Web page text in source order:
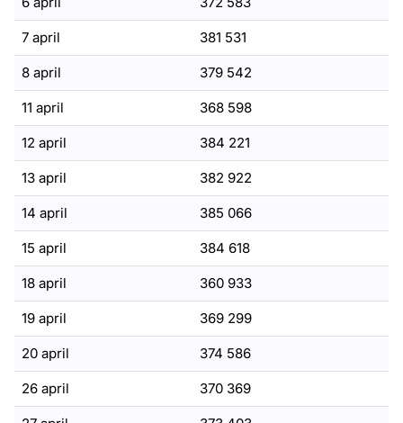
7 april 381 531
8 april 379 542
11 april 368 598
12 april 384 221
13 april 382 922
14 april 385 066
15 april 384 618
18 april 360 933
19 april 369 299
20 april 374 586
26 april 370 369